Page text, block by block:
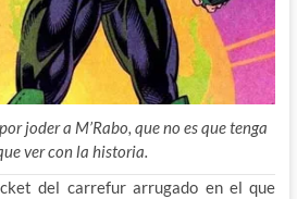
joder a M’Rabo, que no es que tenga
ver con la historia.
del carrefur arrugado en el que